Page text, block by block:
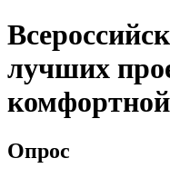
лучших
Опрос